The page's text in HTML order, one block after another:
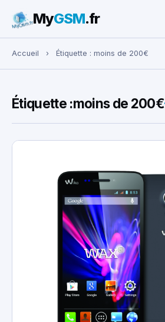
Rechercher :
MyGSM.fr
Accueil › Étiquette : moins de 200€
Étiquette :moins de 200€